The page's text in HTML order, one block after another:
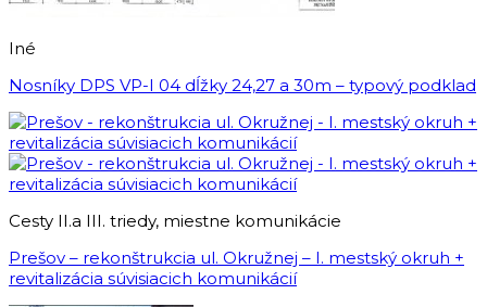
Iné
Nosníky DPS VP-I 04 dĺžky 24,27 a 30m – typový podklad
Cesty II.a III. triedy, miestne komunikácie
Prešov – rekonštrukcia ul. Okružnej – I. mestský okruh +
revitalizácia súvisiacich komunikácií